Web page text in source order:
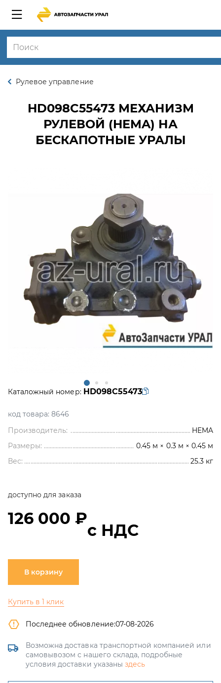
Рулевое управление
HD098C55473МЕХАНИЗМ
РУЛЕВОЙ (HEMA) НА
БЕСКАПОТНЫЕ УРАЛЫ
Каталожный номер: HD098C55473
код товара: 8646
Производитель:
HEMA
Размеры:
0.45 м × 0.3 м × 0.45 м
Вес:
25.3 кг
доступно для заказа
126 000 ₽
с НДС
В корзину
Купить в 1 клик
Последнее обновление:07-08-2026
Возможна доставка транспортной компанией или
самовывозом с нашего склада, подробные
условия доставки указаны здесь